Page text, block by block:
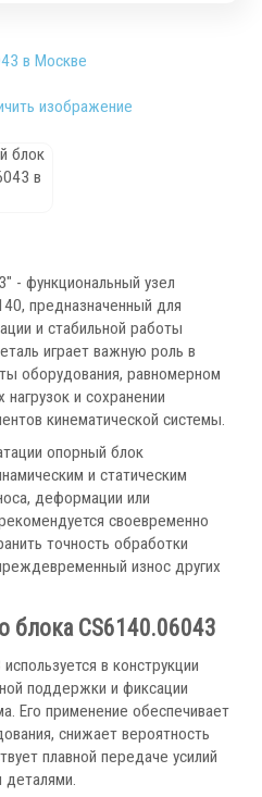
изображение
- функциональный узел
предназначенный для
и стабильной работы
играет важную роль в
оборудования, равномерном
и сохранении
кинематической системы.
опорный блок
и статическим
деформации или
своевременно
точность обработки
износ других
блока CS6140.06043
в конструкции
поддержки и фиксации
Его применение обеспечивает
снижает вероятность
плавной передаче усилий